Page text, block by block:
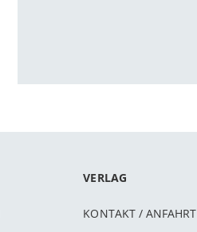
VERLAG
KONTAKT / ANFAHRT